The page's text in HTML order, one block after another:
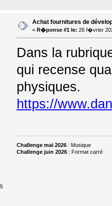
Achat fournitures de
« R�ponse #1 le: 26 f�vrier
Dans la
qui recense
physiques.
https://
Challenge mai 2026: Musique
Challenge juin 2026: Format carré